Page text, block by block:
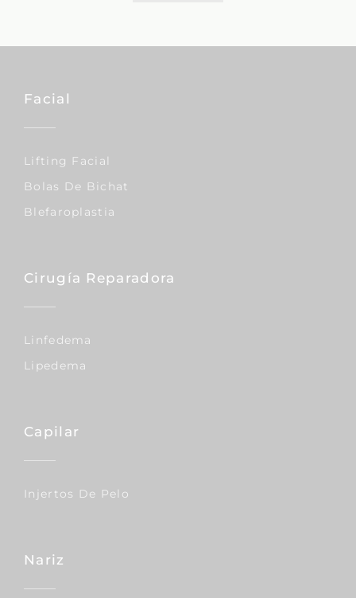
Facial
Lifting Facial
Bolas De Bichat
Blefaroplastia
Cirugía Reparadora
Linfedema
Lipedema
Capilar
Injertos De Pelo
Nariz